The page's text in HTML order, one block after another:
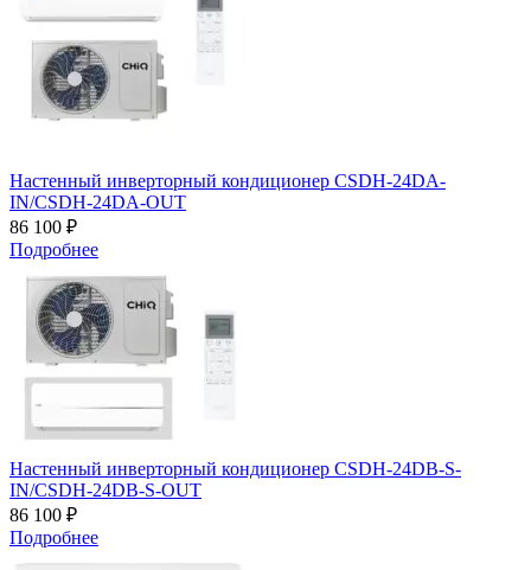
Настенный инверторный кондиционер CSDH-24DA-
IN/CSDH-24DA-OUT
86 100 ₽
Подробнее
Настенный инверторный кондиционер CSDH-24DB-S-
IN/CSDH-24DB-S-OUT
86 100 ₽
Подробнее